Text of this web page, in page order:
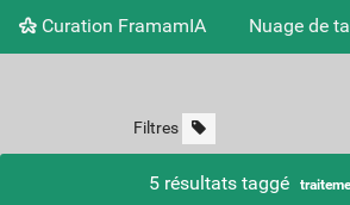
Curation FramamIA Nuage de
Filtres
5 résultats taggé